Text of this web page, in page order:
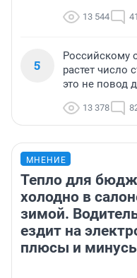
13 544 41
5
Российскому
растет число
это не повод
13 378
МНЕНИЕ
Тепло для
холодно в
зимой.
ездит на
плюсы и